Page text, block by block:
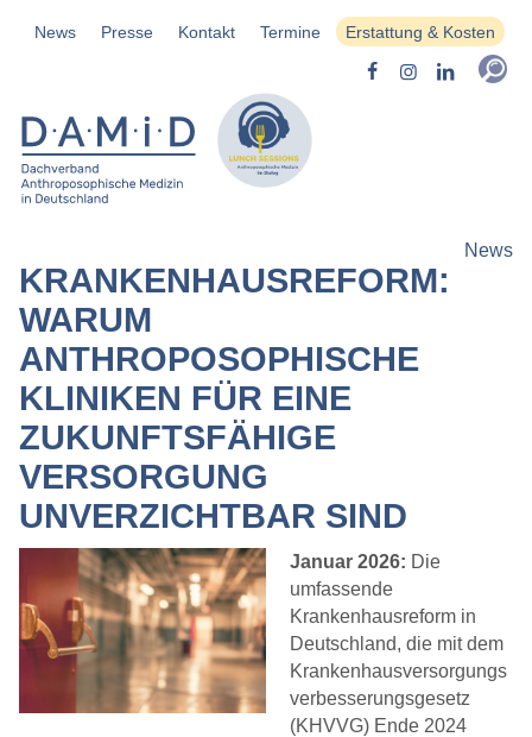
News Presse Kontakt Termine Erstattung & Kosten
News
KRANKENHAUSREFORM:
WARUM
ANTHROPOSOPHISCHE
KLINIKEN FÜR EINE
ZUKUNFTSFÄHIGE
VERSORGUNG
UNVERZICHTBAR SIND
Januar 2026: Die
umfassende
Krankenhausreform in
Deutschland, die mit dem
Krankenhausversorgungs
verbesserungsgesetz
(KHVVG) Ende 2024